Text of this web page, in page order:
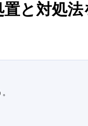
と対処法